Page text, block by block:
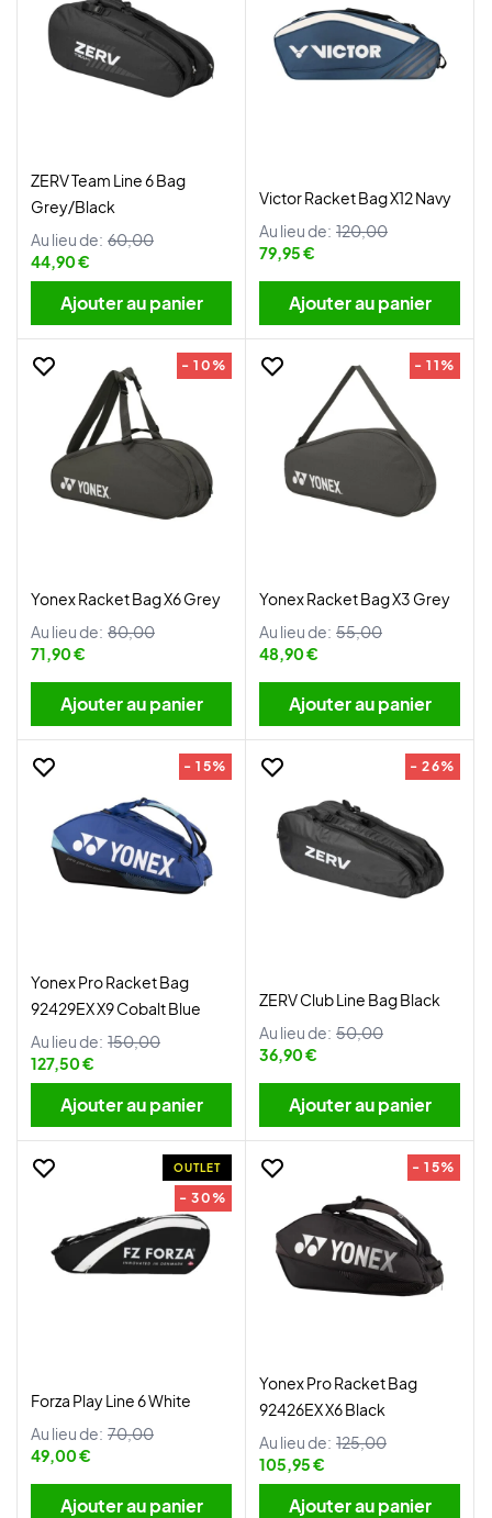
ZERV Team Line 6 Bag
Grey/Black
Au lieu de: 60,00
44,90 €
Ajouter au panier
Victor Racket Bag X12 Navy
Au lieu de: 120,00
79,95 €
Ajouter au panier
- 10%
Yonex Racket Bag X6 Grey
Au lieu de: 80,00
71,90 €
Ajouter au panier
- 11%
Yonex Racket Bag X3 Grey
Au lieu de: 55,00
48,90 €
Ajouter au panier
- 15%
Yonex Pro Racket Bag
92429EX X9 Cobalt Blue
Au lieu de: 150,00
127,50 €
Ajouter au panier
- 26%
ZERV Club Line Bag Black
Au lieu de: 50,00
36,90 €
Ajouter au panier
OUTLET
- 30%
Forza Play Line 6 White
Au lieu de: 70,00
49,00 €
Ajouter au panier
- 15%
Yonex Pro Racket Bag
92426EX X6 Black
Au lieu de: 125,00
105,95 €
Ajouter au panier